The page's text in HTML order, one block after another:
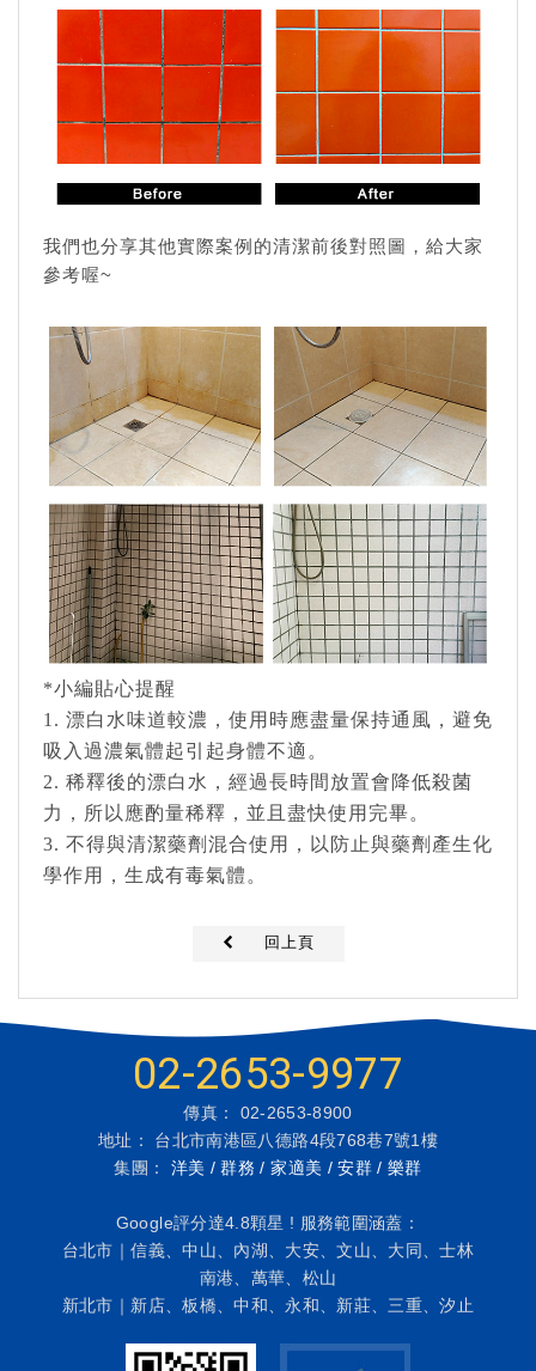
我們也分享其他實際案例的清潔前後對照圖，給大家
參考喔~
*小編貼心提醒
1. 漂白水味道較濃，使用時應盡量保持通風，避免
吸入過濃氣體起引起身體不適。
2. 稀釋後的漂白水，經過長時間放置會降低殺菌
力，所以應酌量稀釋，並且盡快使用完畢。
3. 不得與清潔藥劑混合使用，以防止與藥劑產生化
學作用，生成有毒氣體。
回上頁
02-2653-9977
傳真： 02-2653-8900
地址： 台北市南港區八德路4段768巷7號1樓
集團： 洋美 / 群務 / 家適美 / 安群 / 樂群
Google評分達4.8顆星 ! 服務範圍涵蓋：
台北市｜信義、中山、內湖、大安、文山、大同、士林
南港、萬華、松山
新北市｜新店、板橋、中和、永和、新莊、三重、汐止